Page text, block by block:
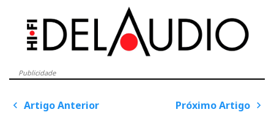
Série ‘R’ 2000, não-limitada portanto, e com
especificações ao nível do estado da arte, incluindo
DSD e PCM, sem esquecer também o LP. Um produto
para fazer parte da sua ‘short-list’, dentro da categoria
Publicidade
P
Artigo Anterior Próximo Artigo